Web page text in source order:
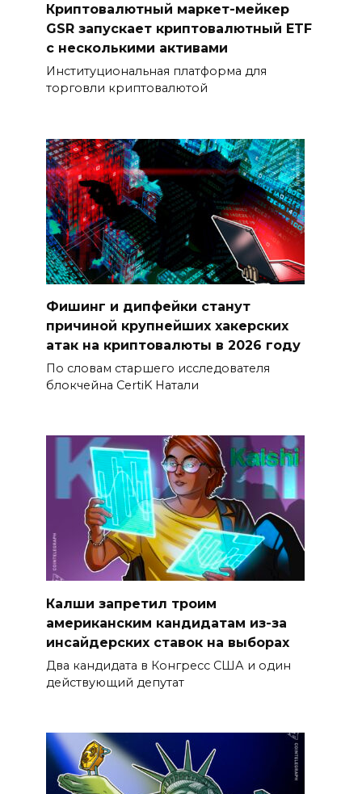
Криптовалютный маркет-мейкер
GSR запускает криптовалютный ETF
с несколькими активами
Институциональная платформа для
торговли криптовалютой
Фишинг и дипфейки станут
причиной крупнейших хакерских
атак на криптовалюты в 2026 году
По словам старшего исследователя
блокчейна CertiK Натали
Калши запретил троим
американским кандидатам из-за
инсайдерских ставок на выборах
Два кандидата в Конгресс США и один
действующий депутат